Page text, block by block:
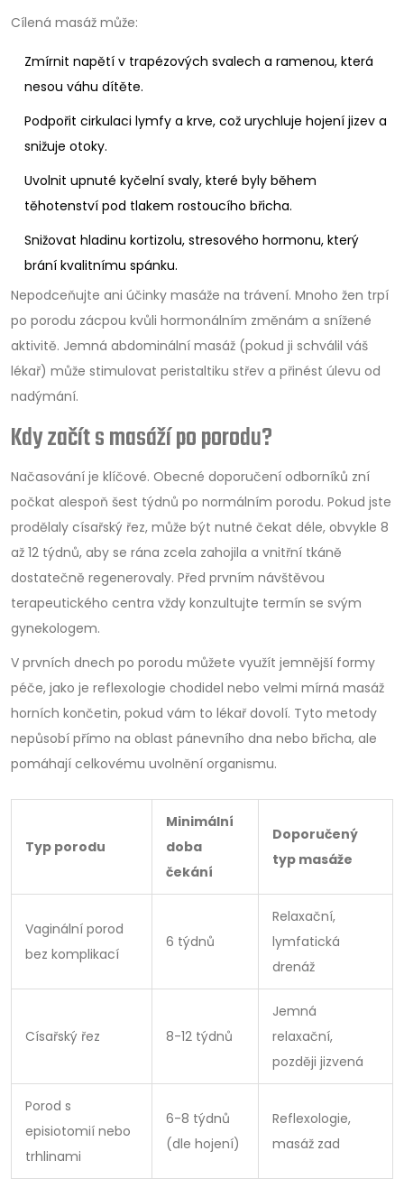
Cílená masáž může:
Zmírnit napětí v trapézových svalech a ramenou, která
nesou váhu dítěte.
Podpořit cirkulaci lymfy a krve, což urychluje hojení jizev a
snižuje otoky.
Uvolnit upnuté kyčelní svaly, které byly během
těhotenství pod tlakem rostoucího břicha.
Snižovat hladinu kortizolu, stresového hormonu, který
brání kvalitnímu spánku.
Nepodceňujte ani účinky masáže na trávení. Mnoho žen trpí
po porodu zácpou kvůli hormonálním změnám a snížené
aktivitě. Jemná abdominální masáž (pokud ji schválil váš
lékař) může stimulovat peristaltiku střev a přinést úlevu od
nadýmání.
Kdy začít s masáží po porodu?
Načasování je klíčové. Obecné doporučení odborníků zní
počkat alespoň šest týdnů po normálním porodu. Pokud jste
prodělaly císařský řez, může být nutné čekat déle, obvykle 8
až 12 týdnů, aby se rána zcela zahojila a vnitřní tkáně
dostatečně regenerovaly. Před prvním návštěvou
terapeutického centra vždy konzultujte termín se svým
gynekologem.
V prvních dnech po porodu můžete využít jemnější formy
péče, jako je reflexologie chodidel nebo velmi mírná masáž
horních končetin, pokud vám to lékař dovolí. Tyto metody
nepůsobí přímo na oblast pánevního dna nebo břicha, ale
pomáhají celkovému uvolnění organismu.
Typ porodu
Minimální
doba
čekání
Doporučený
typ masáže
Vaginální porod
bez komplikací
6 týdnů
Relaxační,
lymfatická
drenáž
Císařský řez 8-12 týdnů
Jemná
relaxační,
později jizvená
Porod s
episiotomií nebo
trhlinami
6-8 týdnů
(dle hojení)
Reflexologie,
masáž zad